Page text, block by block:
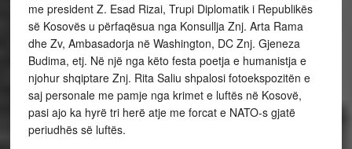
me president Z. Esad Rizai, Trupi Diplomatik i Republikës
së Kosovës u përfaqësua nga Konsullja Znj. Arta Rama
dhe Zv, Ambasadorja në Washington, DC Znj. Gjeneza
Budima, etj. Në një nga këto festa poetja e humanistja e
njohur shqiptare Znj. Rita Saliu shpalosi fotoekspozitën e
saj personale me pamje nga krimet e luftës në Kosovë,
pasi ajo ka hyrë tri herë atje me forcat e NATO-s gjatë
periudhës së luftës.